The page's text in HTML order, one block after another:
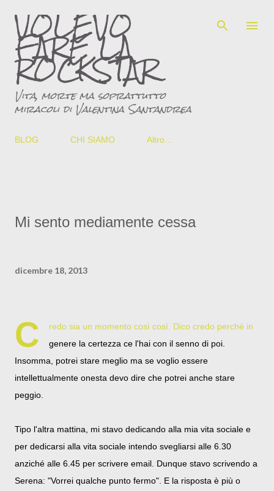
Passa ai contenuti principali
VOLEVO
FARE LA
ROCKSTAR
Vita, morte ma soprattutto
miracoli di Valentina Santandrea
BLOG CHI SIAMO Altro…
Mi sento mediamente cessa
dicembre 18, 2013
C
redo sia un momento così così. Dico credo perché in
genere la certezza ce l'hai con il senno di poi.
Insomma, potrei stare meglio ma se voglio essere
intellettualmente onesta devo dire che potrei anche stare
peggio.
Tipo l'altra mattina, mi stavo dedicando alla mia vita sociale e
per dedicarsi alla vita sociale intendo svegliarsi alle 6.30
anziché alle 6.45 per scrivere email. Dunque stavo scrivendo a
Serena: "Vorrei qualche punto fermo". E la risposta è più o